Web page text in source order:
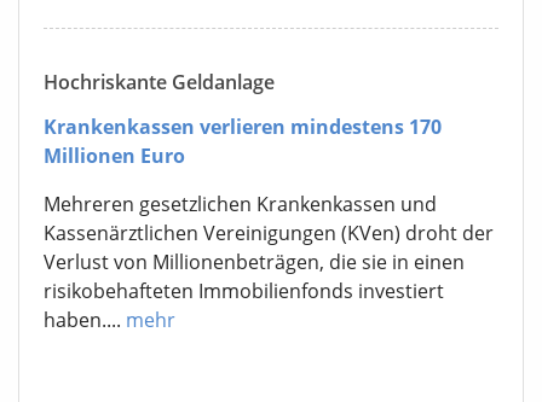
Hochriskante Geldanlage
Krankenkassen verlieren mindestens 170
Millionen Euro
Mehreren gesetzlichen Krankenkassen und
Kassenärztlichen Vereinigungen (KVen) droht der
Verlust von Millionenbeträgen, die sie in einen
risikobehafteten Immobilienfonds investiert
haben.... mehr